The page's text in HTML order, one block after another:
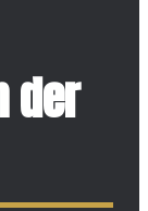
der